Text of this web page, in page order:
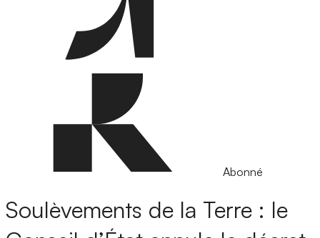
Abonné
Soulèvements de la Terre : le